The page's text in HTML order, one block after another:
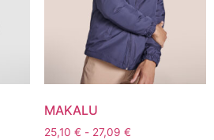
MAKALU
25,10 € - 27,09 €